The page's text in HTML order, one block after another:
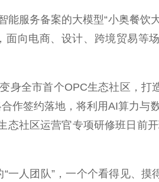
服务备案的大模型“小奥餐饮
向电商、设计、跨境贸易等
全市首个OPC生态社区，打
作签约落地，将利用AI算力与
社区运营官专项研修班日前
人团队”，一个个看得见、摸